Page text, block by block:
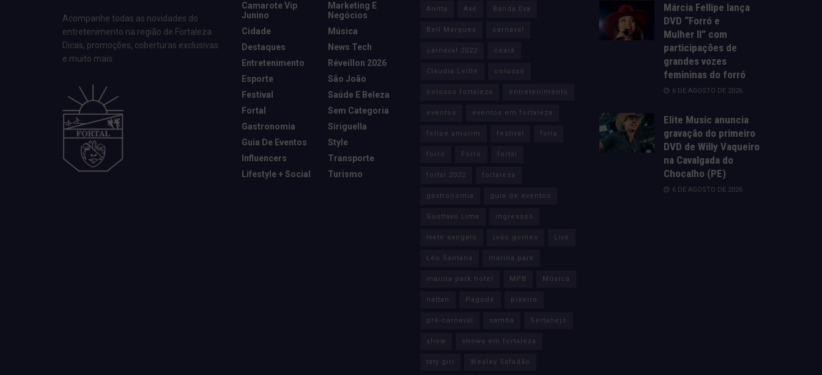
Acompanhe todas as novidades do
entretenimento na região de Fortaleza.
Dicas, promoções, coberturas exclusivas
e muito mais.
Camarote Vip
Junino
Cidade
Destaques
Entretenimento
Esporte
Festival
Fortal
Gastronomia
Guia De Eventos
Influencers
Lifestyle + Social
Marketing E
Negócios
Música
News Tech
Réveillon 2026
São João
Saúde E Beleza
Sem Categoria
Siriguella
Style
Transporte
Turismo
Anitta Axé Banda Eva
Bell Marques carnaval
carnaval 2022 ceará
Claudia Leitte colosso
colosso fortaleza entretenimento
eventos eventos em fortaleza
felipe amorim festival folia
forro Forró fortal
fortal 2022 fortaleza
gastronomia guia de eventos
Gusttavo Lima ingressos
ivete sangalo joão gomes Live
Léo Santana marina park
marina park hotel MPB Música
nattan Pagode piseiro
pré-carnaval samba Sertanejo
show shows em fortaleza
taty girl Wesley Safadão
Márcia Fellipe lança
DVD “Forró e
Mulher II” com
participações de
grandes vozes
femininas do forró
6 DE AGOSTO DE 2026
Elite Music anuncia
gravação do primeiro
DVD de Willy Vaqueiro
na Cavalgada do
Chocalho (PE)
6 DE AGOSTO DE 2026